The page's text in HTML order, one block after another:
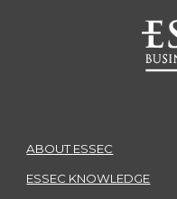
ABOUT ESSEC
ESSEC KNOWLEDGE